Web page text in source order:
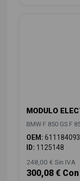
MODULO
BMW F 850 GS F
OEM:
ID: 1125148
248,00 € Sin IVA
300,08 €